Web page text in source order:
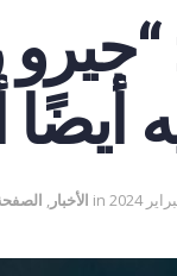
أيضًا
in الأخبار ,